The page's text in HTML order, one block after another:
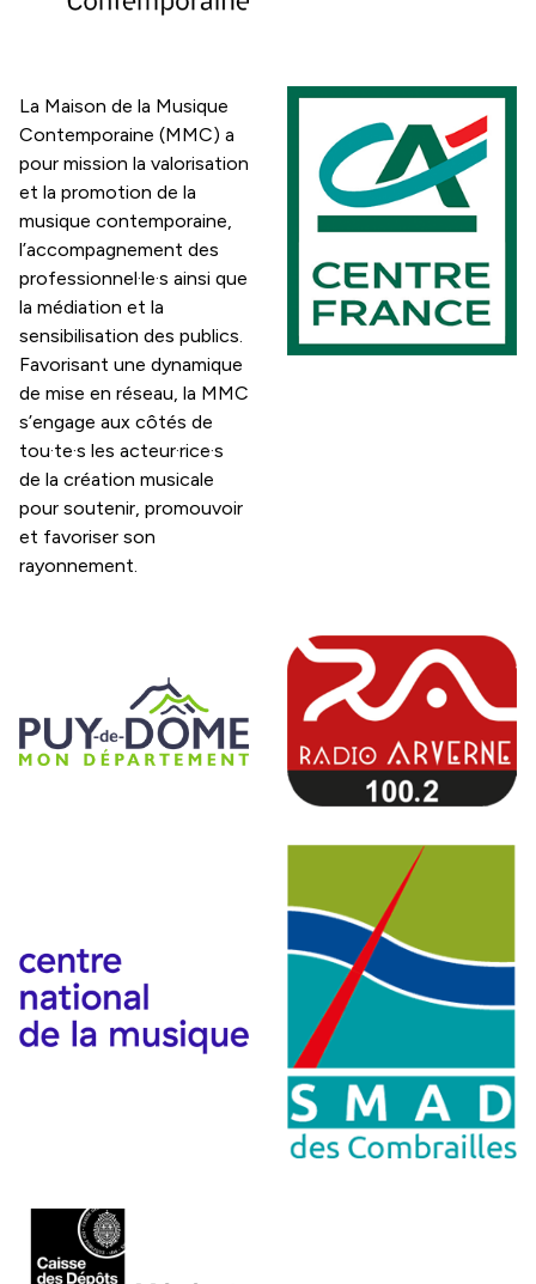
La Maison de la Musique
Contemporaine (MMC) a
pour mission la valorisation
et la promotion de la
musique contemporaine,
l’accompagnement des
professionnel·le·s ainsi que
la médiation et la
sensibilisation des publics.
Favorisant une dynamique
de mise en réseau, la MMC
s’engage aux côtés de
tou·te·s les acteur·rice·s
de la création musicale
pour soutenir, promouvoir
et favoriser son
rayonnement.